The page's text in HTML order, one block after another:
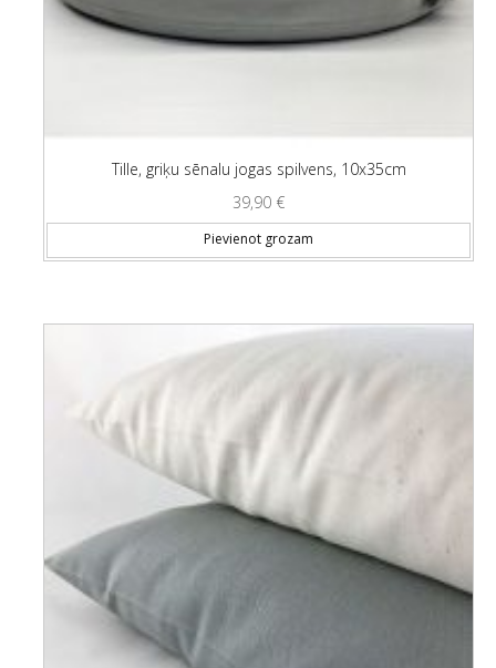
Tille, griķu sēnalu jogas spilvens, 10x35cm
39,90 €
Pievienot grozam